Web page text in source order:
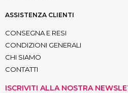
ASSISTENZA CLIENTI
CONSEGNA E RESI
CONDIZIONI GENERALI
CHI SIAMO
CONTATTI
ISCRIVITI ALLA NOSTRA